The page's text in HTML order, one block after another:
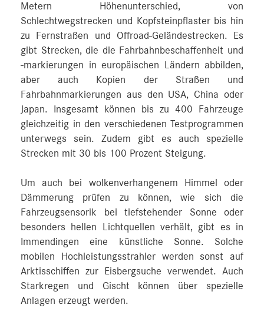
Metern Höhenunterschied, von
Schlechtwegstrecken und Kopfsteinpflaster bis hin
zu Fernstraßen und Offroad-Geländestrecken. Es
gibt Strecken, die die Fahrbahnbeschaffenheit und
-markierungen in europäischen Ländern abbilden,
aber auch Kopien der Straßen und
Fahrbahnmarkierungen aus den USA, China oder
Japan. Insgesamt können bis zu 400 Fahrzeuge
gleichzeitig in den verschiedenen Testprogrammen
unterwegs sein. Zudem gibt es auch spezielle
Strecken mit 30 bis 100 Prozent Steigung.
Um auch bei wolkenverhangenem Himmel oder
Dämmerung prüfen zu können, wie sich die
Fahrzeugsensorik bei tiefstehender Sonne oder
besonders hellen Lichtquellen verhält, gibt es in
Immendingen eine künstliche Sonne. Solche
mobilen Hochleistungsstrahler werden sonst auf
Arktisschiffen zur Eisbergsuche verwendet. Auch
Starkregen und Gischt können über spezielle
Anlagen erzeugt werden.